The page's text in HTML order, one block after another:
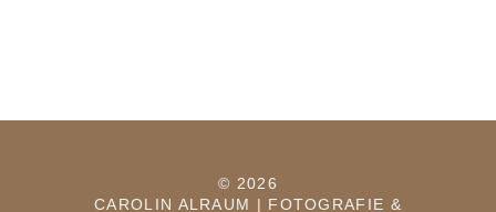
© 2026
CAROLIN ALRAUM | FOTOGRAFIE &